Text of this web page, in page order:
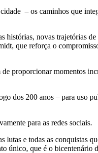
– os caminhos que
histórias, novas trajetórias
que reforça o
proporcionar momentos
dos 200 anos – para uso
para as redes sociais.
e todas as conquistas
único, que é o bicentenário